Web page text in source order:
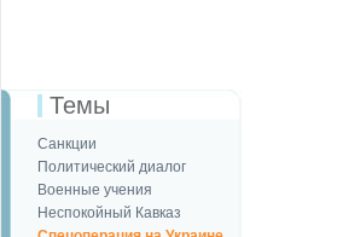
Темы
Санкции
Политический диалог
Военные учения
Неспокойный Кавказ